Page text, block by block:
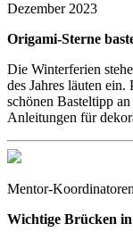
Dezember 2023
Origami-Sterne
Die Winterferien
des Jahres läuten ein.
schönen Basteltipp
Anleitungen für
Mentor-Koordinatoren
Wichtige Brücken